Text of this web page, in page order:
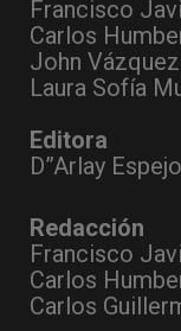
Francisco
Carlos
John Vázquez
Laura Sofía
Editora
D”Arlay
Redacción
Francisco
Carlos
Carlos